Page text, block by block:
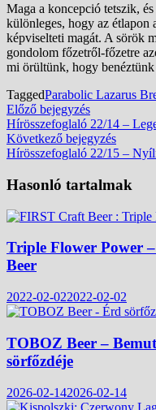
Maga a koncepció tetszik,
különleges, hogy az étlapon
képviselteti magát. A sörök
gondolom főzetről-főzetre
mi örültünk, hogy
TaggedParabolic Lazarus
Bejegyzés
navigáció
Előző bejegyzésElőző
bejegyzés:
Hírösszefoglaló 22/14 –
Következő bejegyzés
Hírösszefoglaló 22/15 –
Hasonló tartalmak
Triple Flower Power
Beer
2022-02-022022-02-02
TOBOZ Beer –
sörfőzdéje
2026-02-142026-02-14